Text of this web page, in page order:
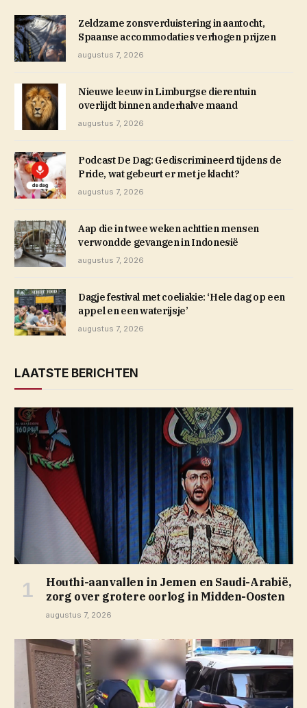
Zeldzame zonsverduistering in aantocht,
Spaanse accommodaties verhogen prijzen
augustus 7, 2026
Nieuwe leeuw in Limburgse dierentuin
overlijdt binnen anderhalve maand
augustus 7, 2026
Podcast De Dag: Gediscrimineerd tijdens de
Pride, wat gebeurt er met je klacht?
augustus 7, 2026
Aap die in twee weken achttien mensen
verwondde gevangen in Indonesië
augustus 7, 2026
Dagje festival met coeliakie: ‘Hele dag op een
appel en een waterijsje’
augustus 7, 2026
LAATSTE BERICHTEN
Houthi-aanvallen in Jemen en Saudi-Arabië,
zorg over grotere oorlog in Midden-Oosten
augustus 7, 2026